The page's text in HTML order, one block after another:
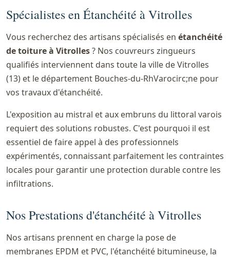
Spécialistes en Étanchéité à Vitrolles
Vous recherchez des artisans spécialisés en étanchéité
de toiture à Vitrolles? Nos couvreurs zingueurs
qualifiés interviennent dans toute la ville de Vitrolles
(13) et le département Bouches-du-RhVarocirc;ne pour
vos travaux d'étanchéité.
L'exposition au mistral et aux embruns du littoral varois
requiert des solutions robustes. C'est pourquoi il est
essentiel de faire appel à des professionnels
expérimentés, connaissant parfaitement les contraintes
locales pour garantir une protection durable contre les
infiltrations.
Nos Prestations d'étanchéité à Vitrolles
Nos artisans prennent en charge la pose de
membranes EPDM et PVC, l'étanchéité bitumineuse, la